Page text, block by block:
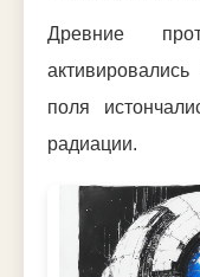
Древние
поля
радиации.